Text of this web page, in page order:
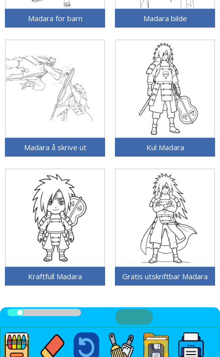
Madara for barn Madara bilde
Madara å skrive ut Kul Madara
Kraftfull Madara Gratis utskriftbar Madara